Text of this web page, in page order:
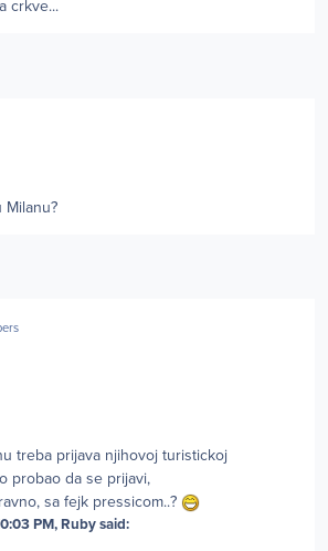
crkve...
Milanu?
treba prijava njihovoj turistickoj
probao da se prijavi,
sa fejk pressicom..?
PM, Ruby said: